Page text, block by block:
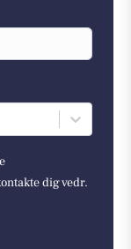
dig vedr.